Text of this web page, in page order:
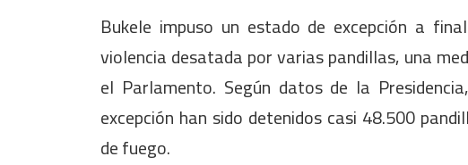
Bukele impuso un estado de excepción a
violencia desatada por varias pandillas, una
el Parlamento. Según datos de la
excepción han sido detenidos casi 48.500
de fuego.